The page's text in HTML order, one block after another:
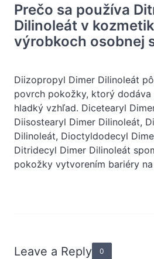
Prečo sa používa
Dilinoleát v
výrobkoch osobnej
Diizopropyl Dimer Dilinoleát
povrch pokožky, ktorý dodáva
hladký vzhľad. Dicetearyl
Diisostearyl Dimer Dilinoleát,
Dilinoleát, Dioctyldodecyl
Ditridecyl Dimer Dilinoleát
pokožky vytvorením bariéry
Leave a Reply 0